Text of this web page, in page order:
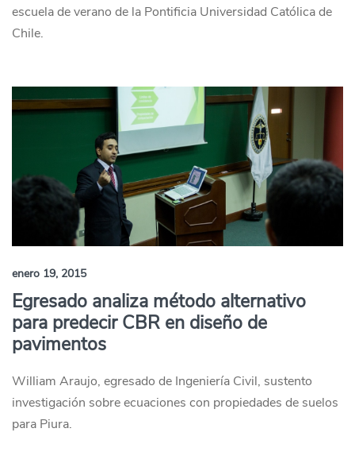
escuela de verano de la Pontificia Universidad Católica de
Chile.
enero 19, 2015
Egresado analiza método alternativo
para predecir CBR en diseño de
pavimentos
William Araujo, egresado de Ingeniería Civil, sustento
investigación sobre ecuaciones con propiedades de suelos
para Piura.